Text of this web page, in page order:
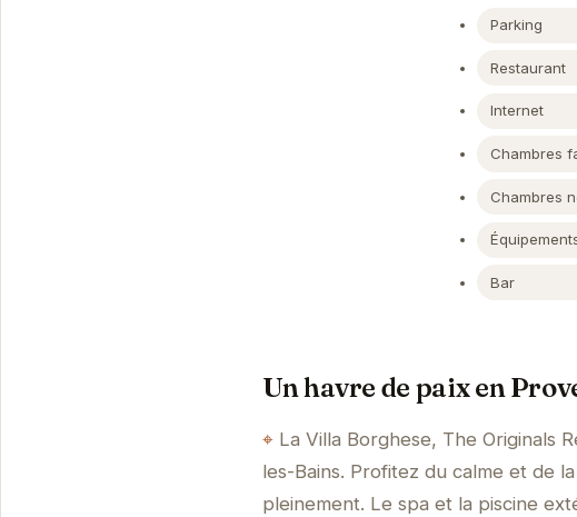
Parking
Restaurant
Internet
Chambres
Chambres
Bar
Un havre de paix en
La Villa Borghese, The Originals
les-Bains. Profitez du calme et de
pleinement. Le spa et la piscine